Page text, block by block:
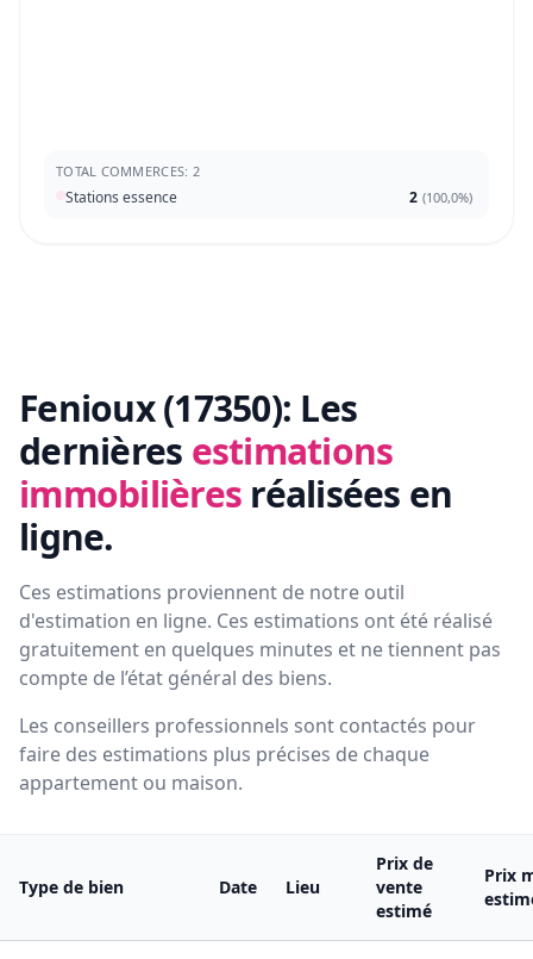
TOTAL COMMERCES: 2
Stations essence 2 (100,0%)
Fenioux (17350): Les
dernières estimations
immobilières réalisées en
ligne.
Ces estimations proviennent de notre outil
d'estimation en ligne. Ces estimations ont été réalisé
gratuitement en quelques minutes et ne tiennent pas
compte de l’état général des biens.
Les conseillers professionnels sont contactés pour
faire des estimations plus précises de chaque
appartement ou maison.
Type de bien Date Lieu
Prix de
vente
estimé
Prix